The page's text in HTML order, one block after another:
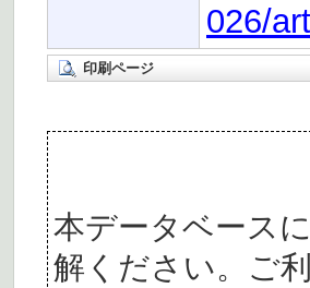
026/
印刷ページ
本データベース
解ください。ご